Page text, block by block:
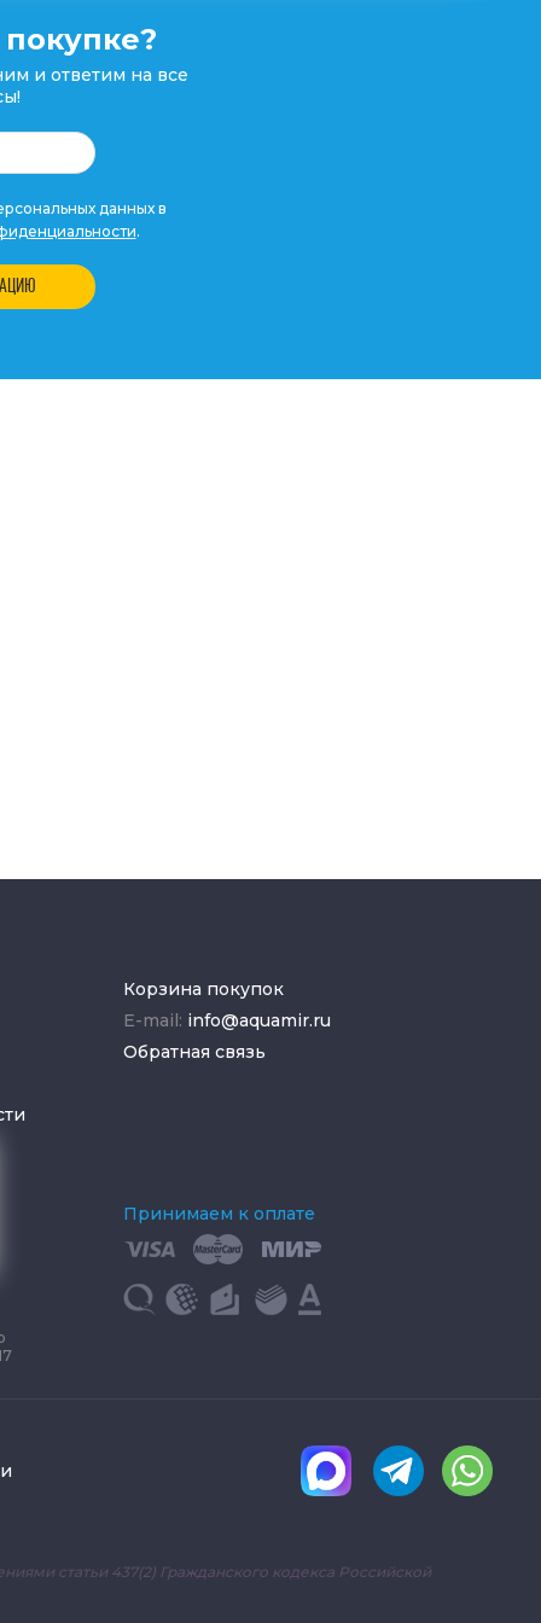
и ответим на все
данных в
.
Корзина покупок
E-mail: info@aquamir.ru
Обратная связь
Принимаем к оплате
статьи 437(2) Гражданского кодекса Российской